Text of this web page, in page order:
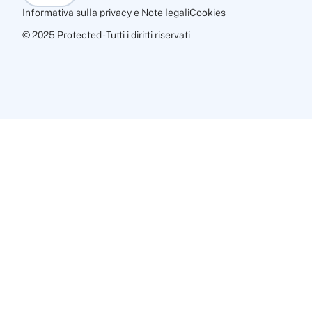
© 2025 Protected - Tutti i diritti riservati
Informativa sulla privacy e Note legaliCookies